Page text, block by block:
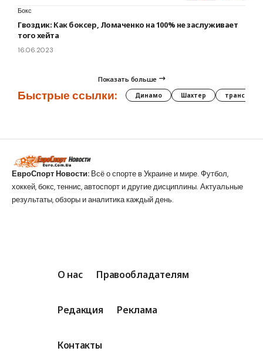
Бокс
Гвоздик: Как боксер, Ломаченко на 100% не заслуживает
того хейта
16.06.2023
Показать больше
Быстрые ссылки: Динамо Шахтер трансферы
ЕвроСпорт Новости: Всё о спорте в Украине и мире. Футбол,
хоккей, бокс, теннис, автоспорт и другие дисциплины. Актуальные
результаты, обзоры и аналитика каждый день.
О нас Правообладателям
Редакция Реклама
Контакты